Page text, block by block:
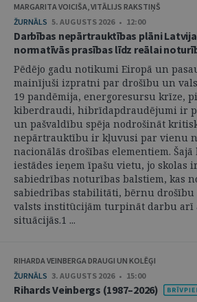
MARGARITA VOICIŠA, VITĀLIJS RAKSTIŅŠ
ŽURNĀLS 5. AUGUSTS 2026 • 12:00
Darbības nepārtrauktības plāni
normatīvās prasības līdz reālai
Pēdējo gadu notikumi Eiropā un
mainījuši izpratni par drošību un
19 pandēmija, energoresursu krīze,
kiberdraudi, hibrīdapdraudējumi ir
un pašvaldību spēja nodrošināt
nepārtrauktību ir kļuvusi par vienu
nacionālās drošības elementiem.
iestādes ieņem īpašu vietu, jo skolas
sabiedrības noturības balstiem, kas
sabiedrības stabilitāti, bērnu drošību
valsts institūcijām turpināt darbu arī
situācijās.1 ...
RIHARDA VEINBERGA DRAUGI UN KOLĒĢI
ŽURNĀLS 3. AUGUSTS 2026 • 15:00
Rihards Veinbergs (1987–2026)